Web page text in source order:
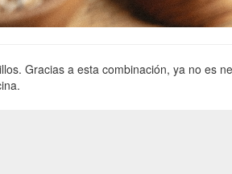
Gracias a esta combinación, ya no es